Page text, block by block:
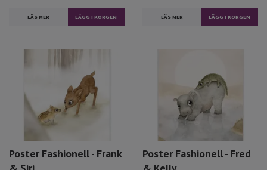
LÄS MER LÄS MER
Poster Fashionell - Frank
Poster Fashionell - Fred